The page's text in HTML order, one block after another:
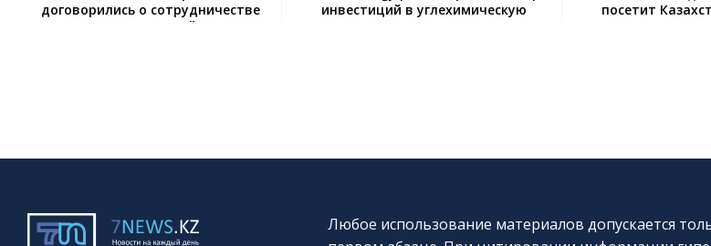
договорились о сотрудничестве
по вопросам трудовой миграции
инвестиций в углехимическую
посетит
Любое использование материалов допускается